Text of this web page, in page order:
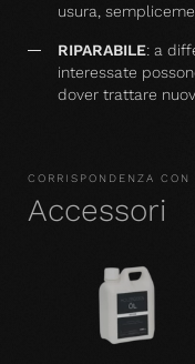
usura,
RIPARABILE: a
interessate
dover trattare
CORRISPONDENZA
Accessori